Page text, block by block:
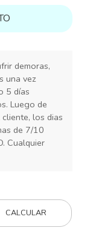
demoras,
una vez
5 días
Luego de
los dias
de 7/10
Cualquier
CALCULAR